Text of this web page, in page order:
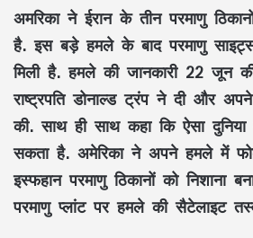
अमरिका ने ईरान के तीन परमाणु
है. इस बड़े हमले के बाद परमाणु
मिली है. हमले की जानकारी 22 जून
राष्ट्रपति डोनाल्ड ट्रंप ने दी और
की. साथ ही साथ कहा कि ऐसा
सकता है. अमेरिका ने अपने हमले में
इस्फहान परमाणु ठिकानों को निशाना
परमाणु प्लांट पर हमले की सैटेलाइट